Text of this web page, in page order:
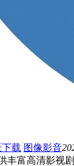
下载 图像影音
丰富高清影视